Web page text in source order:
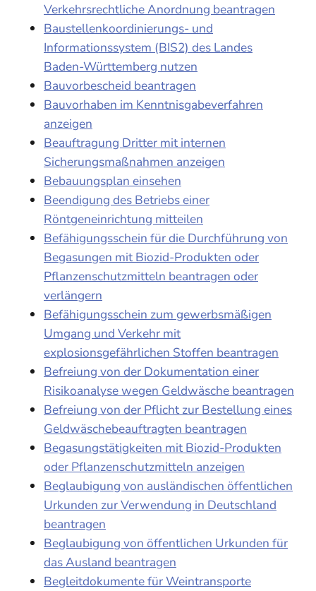
Verkehrsrechtliche Anordnung beantragen
Baustellenkoordinierungs- und
Informationssystem (BIS2) des Landes
Baden-Württemberg nutzen
Bauvorbescheid beantragen
Bauvorhaben im Kenntnisgabeverfahren
anzeigen
Beauftragung Dritter mit internen
Sicherungsmaßnahmen anzeigen
Bebauungsplan einsehen
Beendigung des Betriebs einer
Röntgeneinrichtung mitteilen
Befähigungsschein für die Durchführung von
Begasungen mit Biozid-Produkten oder
Pflanzenschutzmitteln beantragen oder
verlängern
Befähigungsschein zum gewerbsmäßigen
Umgang und Verkehr mit
explosionsgefährlichen Stoffen beantragen
Befreiung von der Dokumentation einer
Risikoanalyse wegen Geldwäsche beantragen
Befreiung von der Pflicht zur Bestellung eines
Geldwäschebeauftragten beantragen
Begasungstätigkeiten mit Biozid-Produkten
oder Pflanzenschutzmitteln anzeigen
Beglaubigung von ausländischen öffentlichen
Urkunden zur Verwendung in Deutschland
beantragen
Beglaubigung von öffentlichen Urkunden für
das Ausland beantragen
Begleitdokumente für Weintransporte